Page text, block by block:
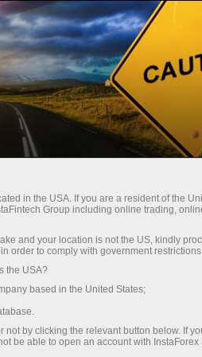
Форекс аналитика Fotoyangiliklar
2026-06-04
– ТИХАЯ
БИОХАКИНГА
in the USA. If you are a resident of the
Group including online trading,
and your location is not the US, kindly
order to comply with government
the USA?
based in the United States;
by clicking the relevant button below. If
be able to open an account with InstaForex